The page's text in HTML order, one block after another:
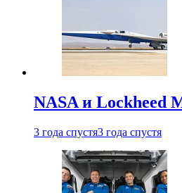
NASA и Lockheed
3 года спустя3 года спустя